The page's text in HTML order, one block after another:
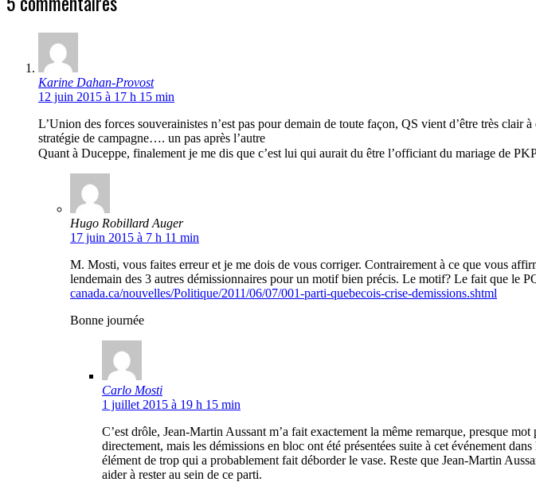
Karine Dahan-Provost
12 juin 2015 à 17 h 15 min
L’Union des forces souverainistes n’est pas pour demain de toute façon, QS vient d’être très
stratégie de campagne…. un pas après l’autre
Quant à Duceppe, finalement je me dis que c’est lui qui aurait du être l’officiant du mariage de
Hugo Robillard Auger
17 juin 2015 à 7 h 11 min
M. Mosti, vous faites erreur et je me dois de vous corriger. Contrairement à ce que vous
lendemain des 3 autres démissionnaires pour un motif bien précis. Le motif? Le fait que le
canada.ca/nouvelles/Politique/2011/06/07/001-parti-quebecois-crise-demissions.shtml
Bonne journée
Carlo Mosti
1 juillet 2015 à 19 h 15 min
C’est drôle, Jean-Martin Aussant m’a fait exactement la même remarque, presque
directement, mais les démissions en bloc ont été présentées suite à cet événement
élément de trop qui a probablement fait déborder le vase. Reste que Jean-Martin
aider à rester au sein de ce parti.